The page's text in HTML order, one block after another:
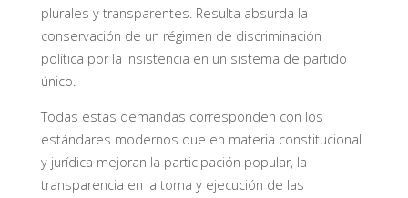
plurales y transparentes. Resulta absurda la
conservación de un régimen de discriminación
política por la insistencia en un sistema de partido
único.
Todas estas demandas corresponden con los
estándares modernos que en materia constitucional
y jurídica mejoran la participación popular, la
transparencia en la toma y ejecución de las